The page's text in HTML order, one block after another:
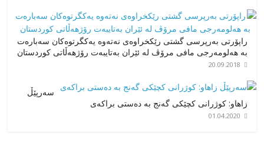
راپۆرتی بەرپرسی گشتی رێکخراوەی نەتەوە یەکگرتوەکان سەبارەت
بە هەلومەرجی مافی مرۆڤ لە ئێران بەتایبەت رۆژهەڵاتی کوردستان
20.09.2018
سەرپێڵ
زاهاو: کوژرانی کچێکی گەنج بە دەستی براکەی
01.04.2020